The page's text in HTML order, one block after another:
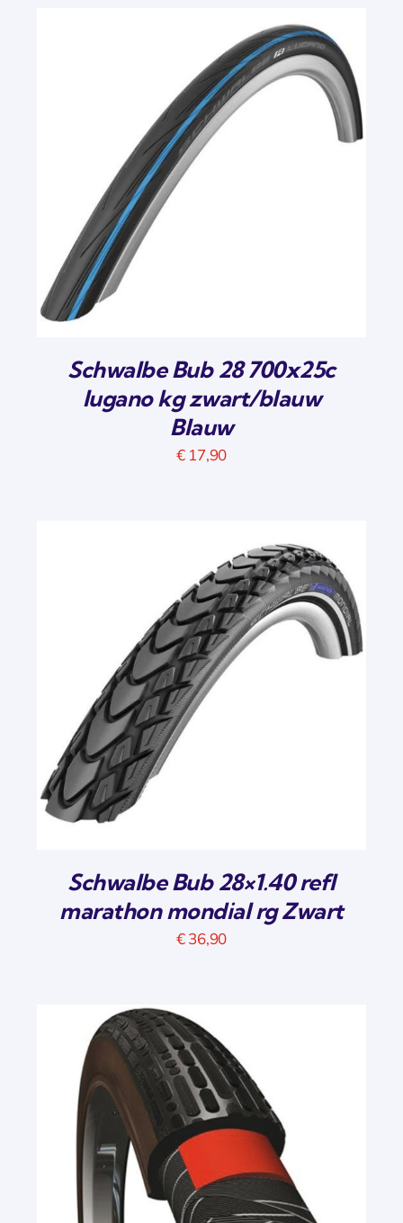
Schwalbe Bub 28 700x25c
lugano kg zwart/blauw
Blauw
€17,90
Schwalbe Bub 28×1.40 refl
marathon mondial rg Zwart
€36,90